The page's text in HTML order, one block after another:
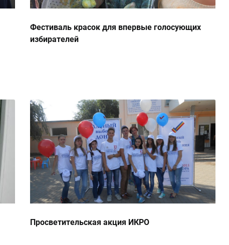
Фестиваль красок для впервые голосующих
избирателей
Просветительская акция ИКРО